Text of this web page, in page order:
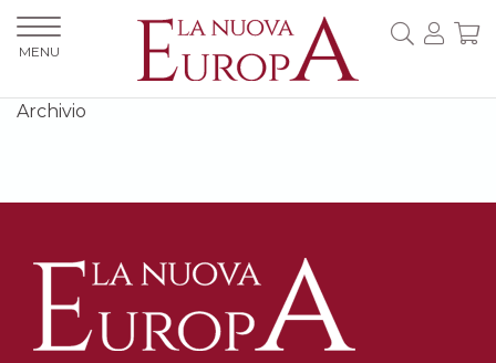
Archivio
MENU